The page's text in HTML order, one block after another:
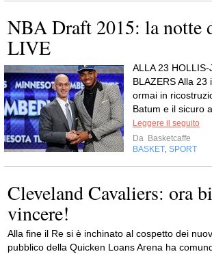
NBA Draft 2015: la notte
LIVE
ALLA 23
BLAZERS Alla 23
ormai in
Batum e il sicuro
Leggere il seguito
Da Basketcaffe
BASKET SPORT
Cleveland Cavaliers: ora
vincere!
Alla fine il Re si è inchinato al cospetto dei
pubblico della Quicken Loans Arena ha